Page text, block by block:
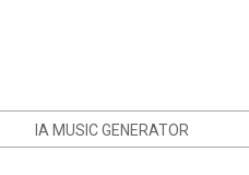
IA MUSIC GENERATOR